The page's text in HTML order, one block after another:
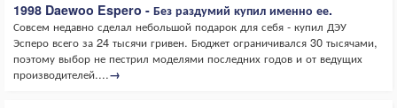
1998 Daewoo Espero - Без раздумий купил именно ее.
Совсем недавно сделал небольшой подарок для себя - купил ДЭУ
Эсперо всего за 24 тысячи гривен. Бюджет ограничивался 30 тысячами,
поэтому выбор не пестрил моделями последних годов и от ведущих
производителей....→